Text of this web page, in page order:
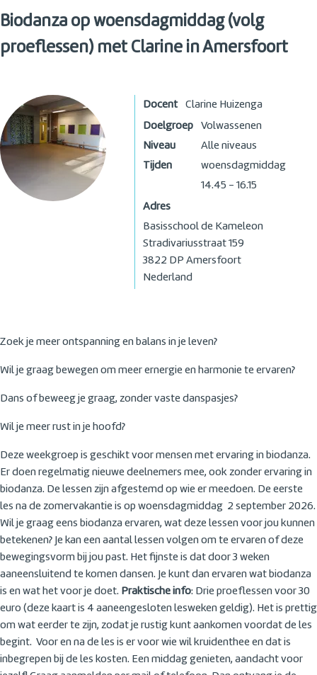
Biodanza op woensdagmiddag (volg
proeflessen) met Clarine in Amersfoort
Docent
Clarine Huizenga
Doelgroep
Volwassenen
Niveau
Alle niveaus
Tijden
woensdagmiddag
14.45 - 16.15
Adres
Basisschool de Kameleon
Stradivariusstraat 159
3822 DP Amersfoort
Nederland
Zoek je meer ontspanning en balans in je leven?
Wil je graag bewegen om meer ernergie en harmonie te ervaren?
Dans of beweeg je graag, zonder vaste danspasjes?
Wil je meer rust in je hoofd?
Deze weekgroep is geschikt voor mensen met ervaring in biodanza.
Er doen regelmatig nieuwe deelnemers mee, ook zonder ervaring in
biodanza. De lessen zijn afgestemd op wie er meedoen. De eerste
les na de zomervakantie is op woensdagmiddag 2 september 2026.
Wil je graag eens biodanza ervaren, wat deze lessen voor jou kunnen
betekenen? Je kan een aantal lessen volgen om te ervaren of deze
bewegingsvorm bij jou past. Het fijnste is dat door 3 weken
aaneensluitend te komen dansen. Je kunt dan ervaren wat biodanza
is en wat het voor je doet. Praktische info: Drie proeflessen voor 30
euro (deze kaart is 4 aaneengesloten lesweken geldig). Het is prettig
om wat eerder te zijn, zodat je rustig kunt aankomen voordat de les
begint. Voor en na de les is er voor wie wil kruidenthee en dat is
inbegrepen bij de les kosten. Een middag genieten, aandacht voor